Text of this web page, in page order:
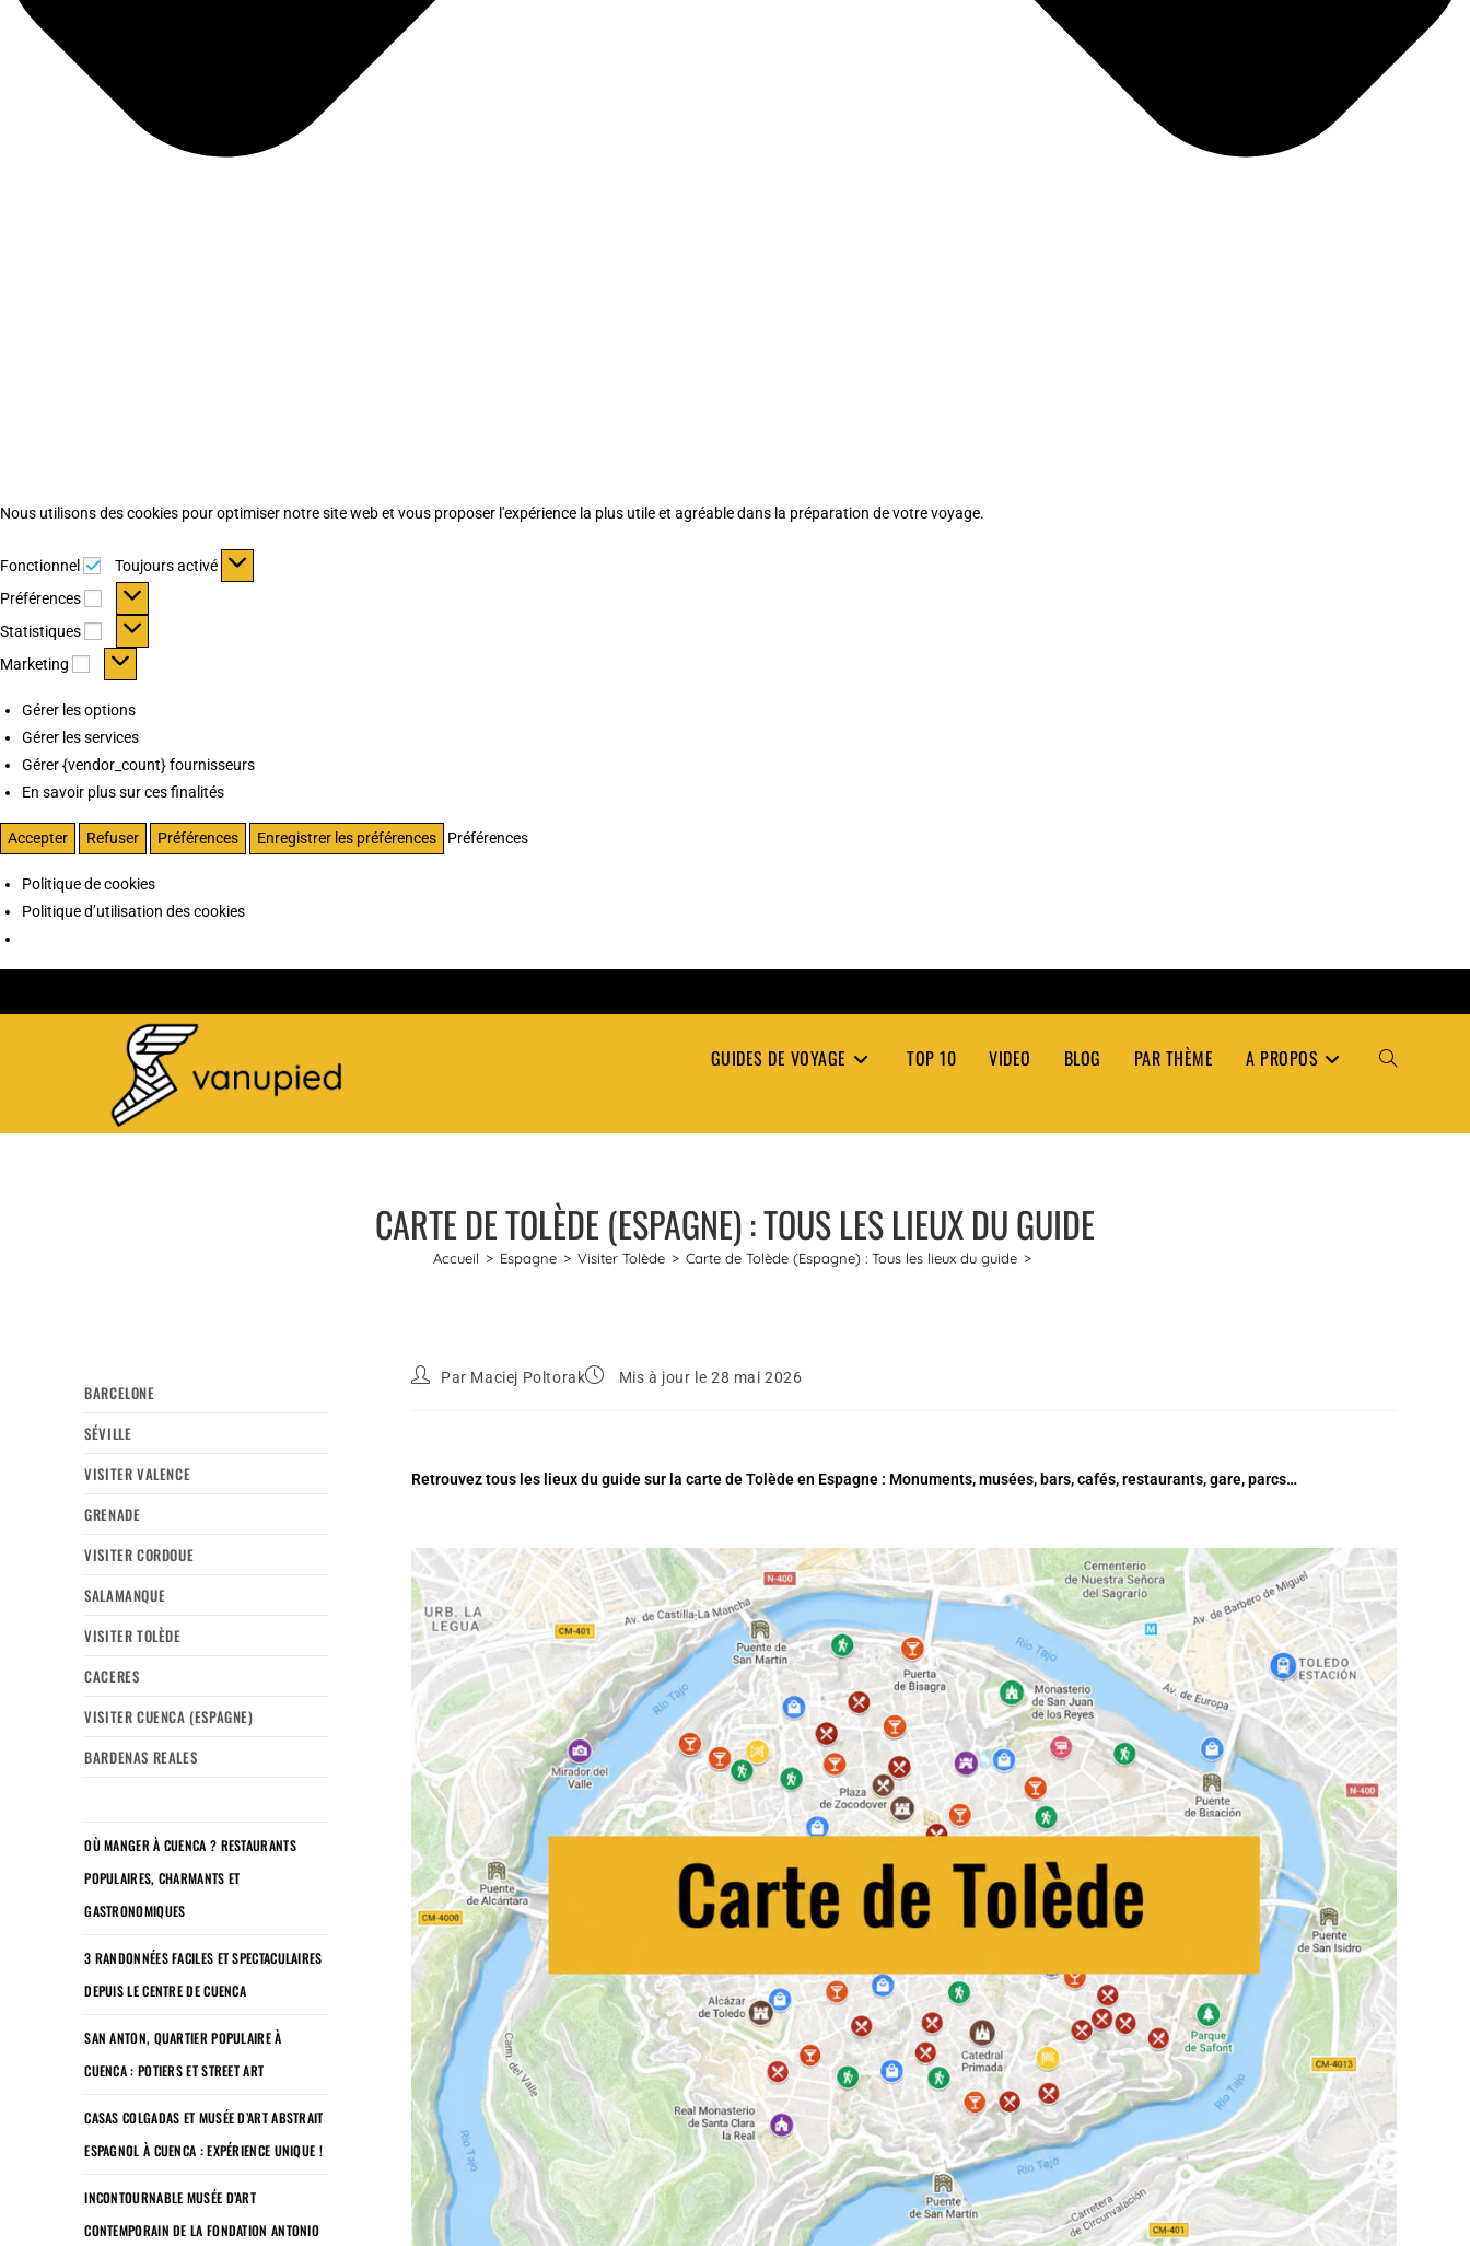
Nous utilisons des cookies pour optimiser notre site web et vous proposer l'expérience la plus utile et agréable dans la préparation de votre voyage.
Fonctionnel Fonctionnel
Toujours activé
Préférences
Préférences
Statistiques Statistiques
Marketing Marketing
Gérer les options
Gérer les services
Gérer {vendor_count} fournisseurs
En savoir plus sur ces finalités
Accepter Refuser Préférences Enregistrer les préférences Préférences
Politique de cookies
Politique d’utilisation des cookies
GUIDES DE VOYAGE TOP 10 VIDEO BLOG PAR THÈME A PROPOS TOGGLE
CARTE DE TOLÈDE (ESPAGNE) : TOUS LES LIEUX DU GUIDE
Accueil > Espagne > Visiter Tolède > Carte de Tolède (Espagne) : Tous les lieux du guide >
BARCELONE
SÉVILLE
VISITER VALENCE
GRENADE
VISITER CORDOUE
SALAMANQUE
VISITER TOLÈDE
CACERES
VISITER CUENCA (ESPAGNE)
BARDENAS REALES
OÙ MANGER À CUENCA ? RESTAURANTS
POPULAIRES, CHARMANTS ET
GASTRONOMIQUES
3 RANDONNÉES FACILES ET SPECTACULAIRES
DEPUIS LE CENTRE DE CUENCA
SAN ANTON, QUARTIER POPULAIRE À
CUENCA : POTIERS ET STREET ART
CASAS COLGADAS ET MUSÉE D’ART ABSTRAIT
ESPAGNOL À CUENCA : EXPÉRIENCE UNIQUE !
INCONTOURNABLE MUSÉE D’ART
CONTEMPORAIN DE LA FONDATION ANTONIO
Par Maciej Poltorak Mis à jour le 28 mai 2026
Retrouvez tous les lieux du guide sur la carte de Tolède en Espagne : Monuments, musées, bars, cafés, restaurants, gare, parcs…